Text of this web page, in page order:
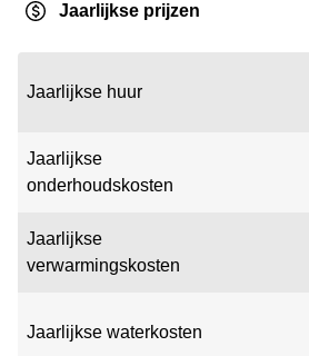
Jaarlijkse prijzen
Jaarlijkse huur
Jaarlijkse
onderhoudskosten
Jaarlijkse
verwarmingskosten
Jaarlijkse waterkosten